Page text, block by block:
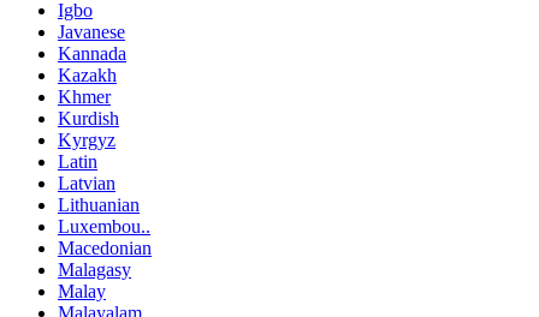
Igbo
Javanese
Kannada
Kazakh
Khmer
Kurdish
Kyrgyz
Latin
Latvian
Lithuanian
Luxembou..
Macedonian
Malagasy
Malay